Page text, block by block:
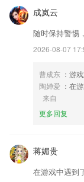
成岚云
随时保持警惕
2026-08-07
曹成东 ：游
陶婵爱 ：在
来自
更多回复
蒋媚贵
在游戏中遇到